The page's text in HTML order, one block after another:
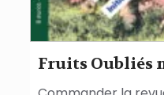
Fruits Oubliés